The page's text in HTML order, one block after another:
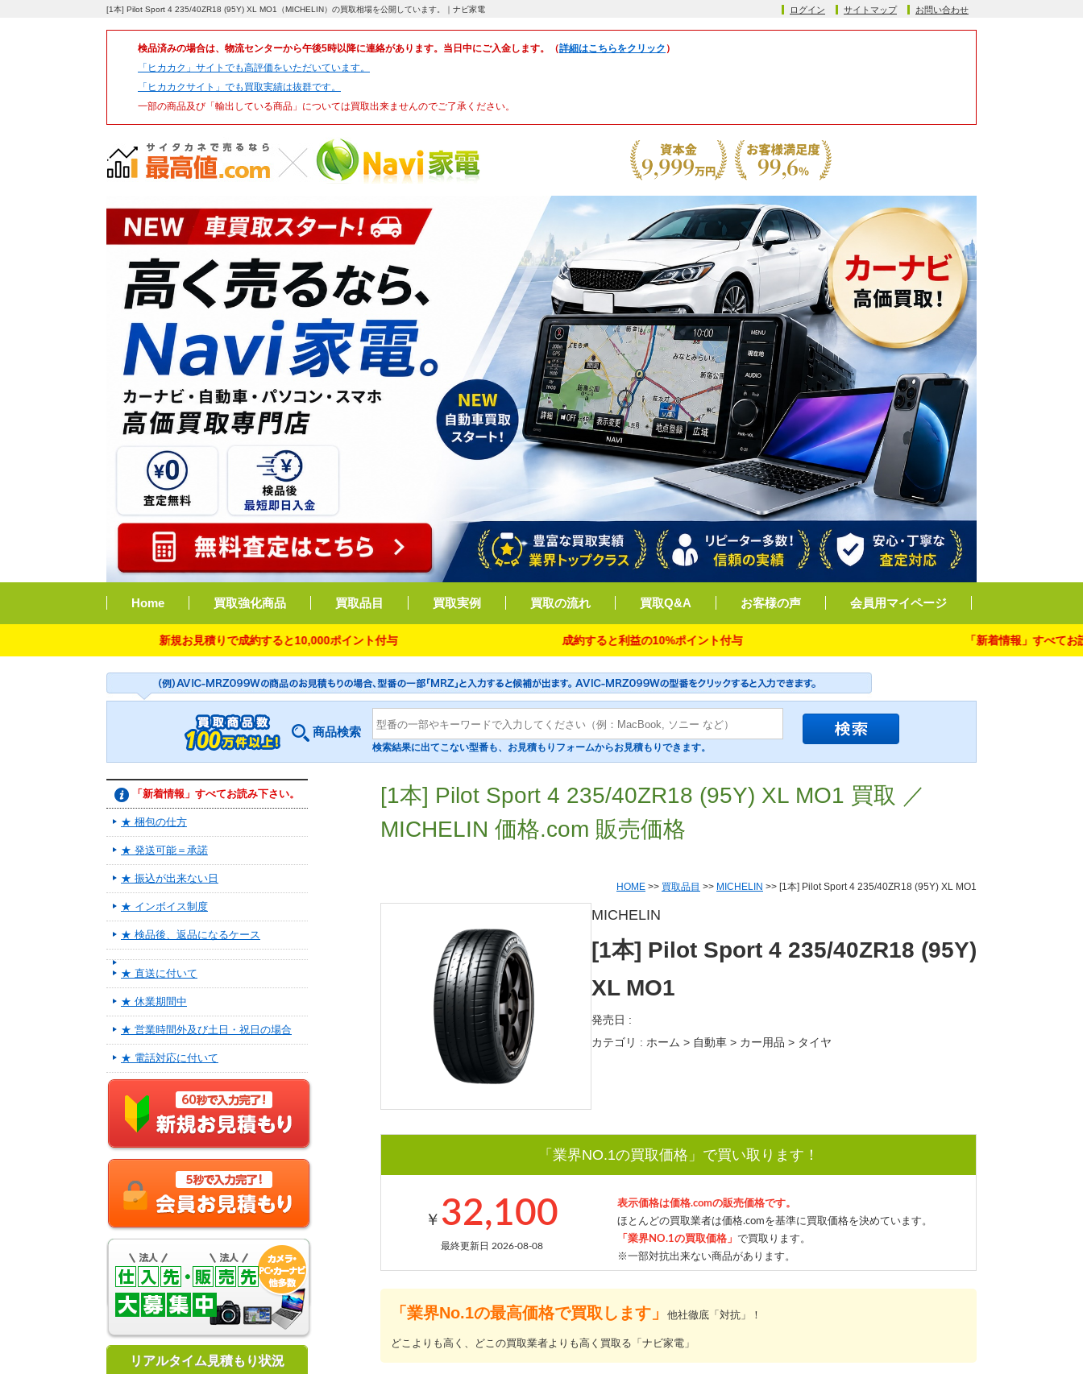
[1本] Pilot Sport 4 235/40ZR18 (95Y) XL MO1（MICHELIN）の買取相場を公開しています。｜ナビ家電 ログイン サイトマップ お問い合わせ
検品済みの場合は、物流センターから午後5時以降に連絡があります。当日中にご入金します。（詳細はこちらをクリック ）
「ヒカカク」サイトでも高評価をいただいています。
「ヒカカクサイト」でも買取実績は抜群です。
一部の商品及び「輸出している商品」については買取出来ませんのでご了承ください。
Home 買取強化商品 買取品目 買取実例 買取の流れ 買取Q&A お客様の声 会員用マイページ
新規お見積りで成約すると10,000ポイント付与 成約すると利益の10%ポイント付与 「新着情報」すべてお読み下さ
商品検索
検索結果に出てこない型番も、お見積もりフォームからお見積もりできます。
[1本] Pilot Sport 4 235/40ZR18 (95Y) XL MO1 買取 ／
MICHELIN 価格.com 販売価格
HOME >> 買取品目 >> MICHELIN >> [1本] Pilot Sport 4 235/40ZR18 (95Y) XL MO1
MICHELIN
[1本] Pilot Sport 4 235/40ZR18 (95Y)
XL MO1
発売日 :
カテゴリ : ホーム > 自動車 > カー用品 > タイヤ
「業界NO.1の買取価格」で買い取ります！
￥ 32,100
最終更新日 2026-08-08
表示価格は価格.comの販売価格です。
ほとんどの買取業者は価格.comを基準に買取価格を決めています。
「業界NO.1の買取価格」 で買取ります。
※一部対抗出来ない商品があります。
「業界No.1の最高価格で買取します」 他社徹底「対抗」！
どこよりも高く、どこの買取業者よりも高く買取る「ナビ家電」
「新着情報」すべてお読み下さい。
★ 梱包の仕方
★ 発送可能＝承諾
★ 振込が出来ない日
★ インボイス制度
★ 検品後、返品になるケース
★ 直送に付いて
★ 休業期間中
★ 営業時間外及び土日・祝日の場合
★ 電話対応に付いて
リアルタイム見積もり状況